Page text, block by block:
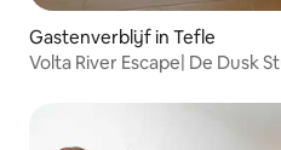
Gastenverblijf in Tefle
Volta River Escape| De Dusk